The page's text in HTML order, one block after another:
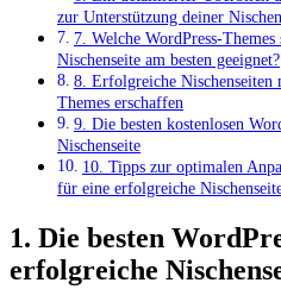
zur Unterstützung ⁤deiner
7. Welche WordPress-
Nischenseite am⁤ besten geeignet?
8.‍ Erfolgreiche Nischenseiten
Themes erschaffen
9. Die besten kostenlosen
Nischenseite
10. Tipps zur optimalen
für eine erfolgreiche
1. Die besten
erfolgreiche